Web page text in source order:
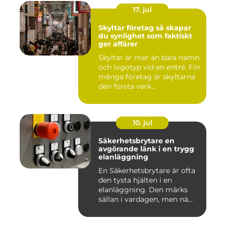
17. jul
Skyltar företag så skapar
du synlighet som faktiskt
ger affärer
Skyltar är mer än bara namn
och logotyp vid en entré. För
många företag är skyltarna
den första verk...
10. jul
Säkerhetsbrytare en
avgörande länk i en trygg
elanläggning
En Säkerhetsbrytare är ofta
den tysta hjälten i en
elanläggning. Den märks
sällan i vardagen, men nä...